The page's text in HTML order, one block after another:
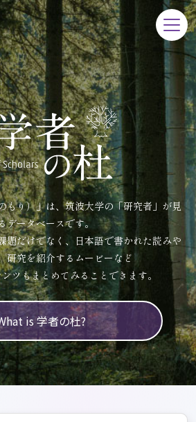
もり）」は、筑波大学の「研究者」が見
データベースです。
題だけでなく、日本語で書かれた読みや
研究を紹介するムービーなど
ツもまとめてみることできます。
is 学者の杜?